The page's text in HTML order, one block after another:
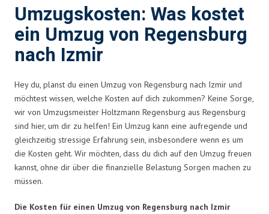
Umzugskosten: Was kostet
ein Umzug von Regensburg
nach Izmir
Hey du, planst du einen Umzug von Regensburg nach Izmir und
möchtest wissen, welche Kosten auf dich zukommen? Keine Sorge,
wir von Umzugsmeister Holtzmann Regensburg aus Regensburg
sind hier, um dir zu helfen! Ein Umzug kann eine aufregende und
gleichzeitig stressige Erfahrung sein, insbesondere wenn es um
die Kosten geht. Wir möchten, dass du dich auf den Umzug freuen
kannst, ohne dir über die finanzielle Belastung Sorgen machen zu
müssen.
Die Kosten für einen Umzug von Regensburg nach Izmir